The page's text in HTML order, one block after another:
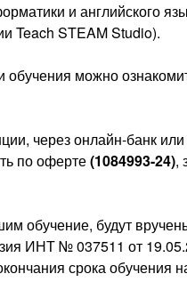
и английского
Teach STEAM Studio).
можно
через онлайн-банк или
по оферте(1084993-24),
обучение, будут
ИНТ № 037511 от
срока обучения